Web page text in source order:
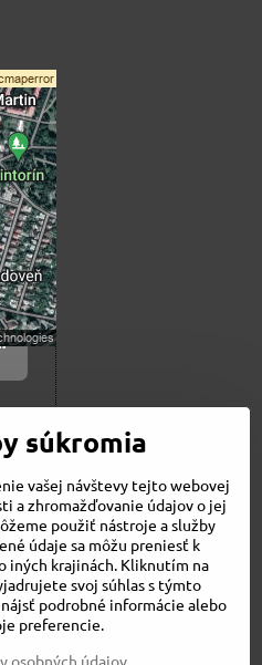
súkromia
vašej návštevy tejto webovej
a zhromažďovanie údajov o jej
použiť nástroje a služby
údaje sa môžu preniesť k
iných krajinách. Kliknutím na
svoj súhlas s týmto
podrobné informácie alebo
preferencie.
osobných údajov